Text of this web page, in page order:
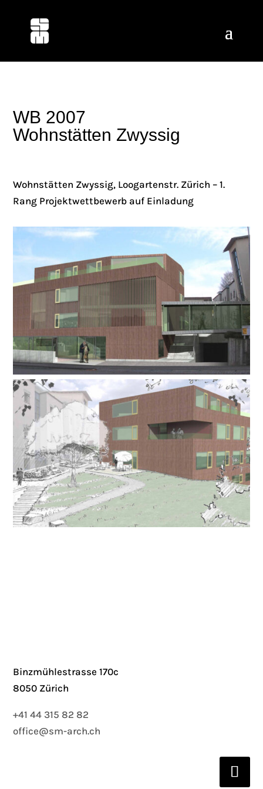
WB 2007
Wohnstätten Zwyssig
Wohnstätten Zwyssig, Loogartenstr. Zürich – 1.
Rang Projektwettbewerb auf Einladung
Binzmühlestrasse 170c
8050 Zürich
+41 44 315 82 82
office@sm-arch.ch